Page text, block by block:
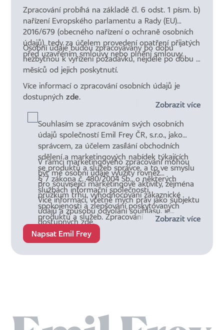
Zpracování probíhá na základě čl. 6 odst. 1 písm. b)
nařízení Evropského parlamentu a Rady (EU)
2016/679 (obecného nařízení o ochraně osobních
údajů), tedy za účelem provedení opatření přijatých
před uzavřením smlouvy nebo plnění smlouvy.
Osobní údaje budou zpracovávány po dobu
nezbytnou k vyřízení požadavku, nejdéle po dobu 6
měsíců od jejich poskytnutí.
Více informací o zpracování osobních údajů je
dostupnýchzde.
Zobrazit více
Souhlasím se zpracováním svých osobních
údajů společností Emil Frey ČR, s.r.o., jako
správcem, za účelem zasílání obchodních
sdělení a marketingových nabídek týkajících
se produktů a služeb správce, a to ve smyslu
§ 7 zákona č. 480/2004 Sb., o některých
službách informační společnosti.
V rámci marketingového zpracování mohou
být mé osobní údaje využity rovněž
pro související marketingové aktivity, zejména
průzkum trhu, vyhodnocování zákaznické
spokojenosti a zlepšování poskytovaných
produktů a služeb. Zpracování probíhá na
základě souhlasu dle čl. 6 odst. 1 písm. a)
nařízení Evropského parlamentu a Rady (EU)
Více informací, včetně mých práv jako subjektu
údajů a způsobu odvolání souhlasu, je
dostupnýchzde.
Zobrazit více
Napsat Emil Frey